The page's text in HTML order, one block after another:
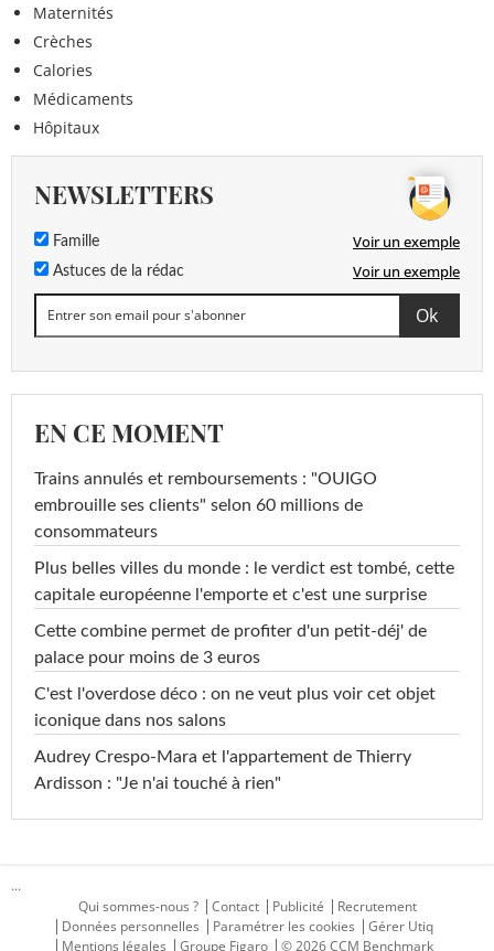
Maternités
Crèches
Calories
Médicaments
Hôpitaux
NEWSLETTERS
Famille Voir un exemple
Astuces de la rédac Voir un exemple
EN CE MOMENT
Trains annulés et remboursements : "OUIGO
embrouille ses clients" selon 60 millions de
consommateurs
Plus belles villes du monde : le verdict est tombé, cette
capitale européenne l'emporte et c'est une surprise
Cette combine permet de profiter d'un petit-déj' de
palace pour moins de 3 euros
C'est l'overdose déco : on ne veut plus voir cet objet
iconique dans nos salons
Audrey Crespo-Mara et l'appartement de Thierry
Ardisson : "Je n'ai touché à rien"
...
Qui sommes-nous ?
Contact Publicité
Recrutement
Données personnelles
Paramétrer les cookies
Gérer Utiq
Mentions légales
Groupe Figaro © 2026 CCM Benchmark